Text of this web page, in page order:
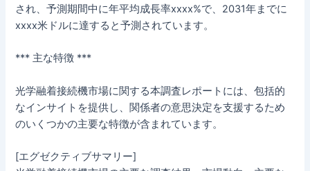
され、予測期間中に年平均成長率xxxx%で、2031年までに
xxxx米ドルに達すると予測されています。
*** 主な特徴 ***
光学融着接続機市場に関する本調査レポートには、包括的
なインサイトを提供し、関係者の意思決定を支援するため
のいくつかの主要な特徴が含まれています。
[エグゼクティブサマリー]